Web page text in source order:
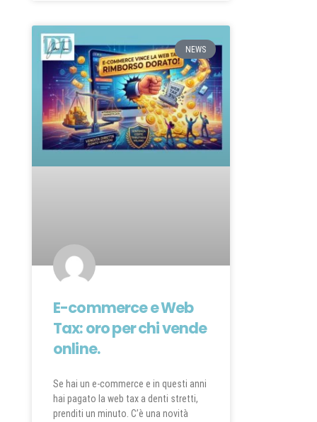
NEWS
E-commerce e Web
Tax: oro per chi vende
online.
Se hai un e-commerce e in questi anni
hai pagato la web tax a denti stretti,
prenditi un minuto. C’è una novità